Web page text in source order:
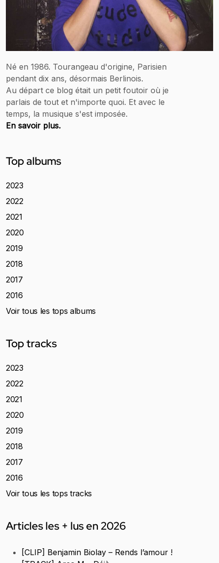
Né en 1986. Tourangeau d'origine, Parisien
pendant dix ans, désormais Berlinois.
Au départ ce blog était un petit foutoir où je
parlais de tout et n'importe quoi. Et avec le
temps, la musique s'est imposée.
En savoir plus.
Top albums
2023
2022
2021
2020
2019
2018
2017
2016
Voir tous les tops albums
Top tracks
2023
2022
2021
2020
2019
2018
2017
2016
Voir tous les tops tracks
Articles les + lus en 2026
[CLIP] Benjamin Biolay – Rends l’amour !